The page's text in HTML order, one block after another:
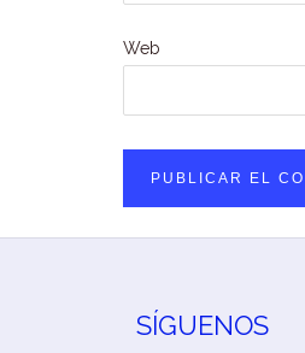
Web
SÍGUENOS